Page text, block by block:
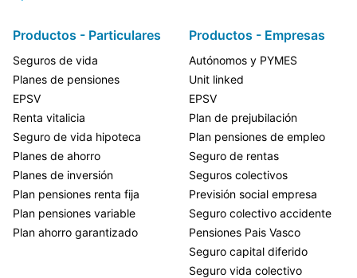
Productos - Particulares
Seguros de vida
Planes de pensiones
EPSV
Renta vitalicia
Seguro de vida hipoteca
Planes de ahorro
Planes de inversión
Plan pensiones renta fija
Plan pensiones variable
Plan ahorro garantizado
Productos - Empresas
Autónomos y PYMES
Unit linked
EPSV
Plan de prejubilación
Plan pensiones de empleo
Seguro de rentas
Seguros colectivos
Previsión social empresa
Seguro colectivo accidente
Pensiones Pais Vasco
Seguro capital diferido
Seguro vida colectivo